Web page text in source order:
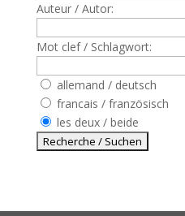
Auteur / Autor:
Mot clef / Schlagwort:
allemand / deutsch
francais / französisch
les deux / beide